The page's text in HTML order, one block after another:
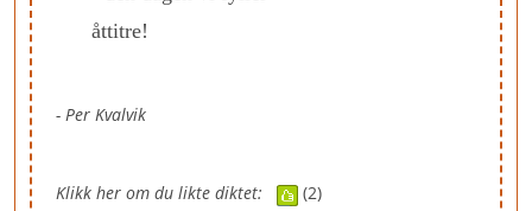
åttitre!
- Per Kvalvik
Klikk her om du likte diktet: (2)